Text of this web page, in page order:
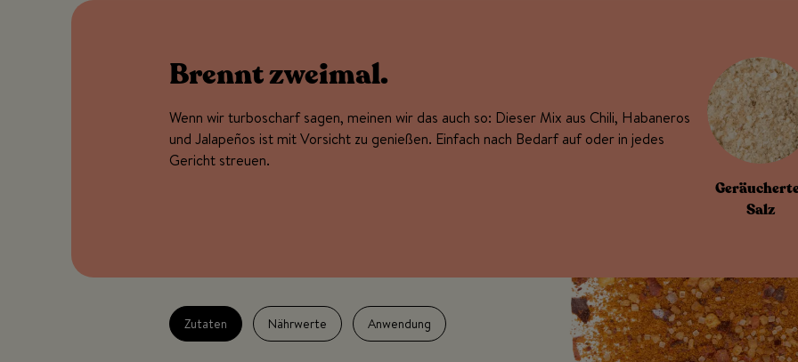
Brennt zweimal.
Wenn wir turboscharf sagen, meinen wir das auch so: Dieser Mix aus Chili, Habaneros
und Jalapeños ist mit Vorsicht zu genießen. Einfach nach Bedarf auf oder in jedes
Gericht streuen.
Salz
Zutaten Nährwerte Anwendung